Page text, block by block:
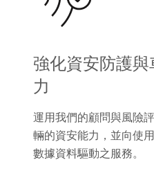
強化資安防護
力
運用我們的顧問與風險
輛的資安能力，並向使
數據資料驅動之服務。